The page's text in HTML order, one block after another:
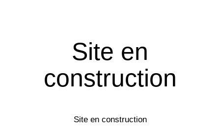
Site en
construction
Site en construction